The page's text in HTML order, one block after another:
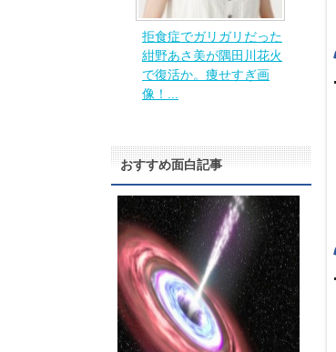
拒食症でガリガリだった
紺野あさ美が隅田川花火
で復活か。痩せすぎ画
像！...
おすすめ面白記事